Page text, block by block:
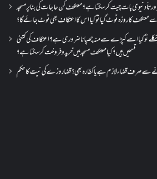
دنیوی بات چیت کر سکتا ہے؟معتکف کن حاجات کی بنا پر مسجد
کا روزہ ٹوٹ گیا تو کیا اس کا اعتکاف بھی ٹوٹ جائے گا؟
نکلے تو کیا اسے کپڑے سے منہ چھپانا ضروری ہے؟اعتکاف کی کتنی
قسمیں ہیں؟کیا معتکف مسجد میں خرید و فروخت کر سکتا ہے؟
سے صرف قضاء لازم ہے یا کفارہ بھی؟ قضا روزے کی نیت کا حکم